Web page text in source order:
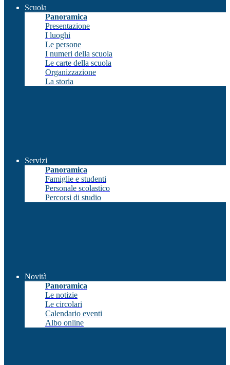
Scuola
Panoramica
Presentazione
I luoghi
Le persone
I numeri della scuola
Le carte della scuola
Organizzazione
La storia
Servizi
Panoramica
Famiglie e studenti
Personale scolastico
Percorsi di studio
Novità
Panoramica
Le notizie
Le circolari
Calendario eventi
Albo online